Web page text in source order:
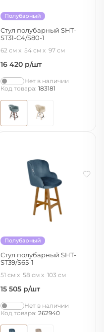
Полубарный
Стул полубарный SHT-
ST31-C4/S80-1
62 см 54 см 97 см
16 420 р/шт
Нет в наличии
Код товара: 183181
Полубарный
Стул полубарный SHT-
ST39/S65-1
51 см 58 см 103 см
15 505 р/шт
Нет в наличии
Код товара: 262940